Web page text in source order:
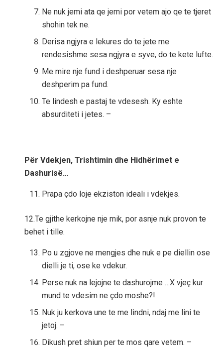
Ne nuk jemi ata qe jemi por vetem ajo qe te tjeret
shohin tek ne.
Derisa ngjyra e lekures do te jete me
rendesishme sesa ngjyra e syve, do te kete lufte.
Me mire nje fund i deshperuar sesa nje
deshperim pa fund.
Te lindesh e pastaj te vdesesh. Ky eshte
absurditeti i jetes. –
Për Vdekjen, Trishtimin dhe Hidhërimet e
Dashurisë…
Prapa çdo loje ekziston ideali i vdekjes.
12.Te gjithe kerkojne nje mik, por asnje nuk provon te
behet i tille.
Po u zgjove ne mengjes dhe nuk e pe diellin ose
dielli je ti, ose ke vdekur.
Perse nuk na lejojne te dashurojme …X vjeç kur
mund te vdesim ne çdo moshe?!
Nuk ju kerkova une te me lindni, ndaj me lini te
jetoj. –
Dikush pret shiun per te mos qare vetem. –